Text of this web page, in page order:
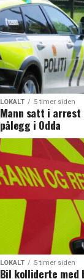
LOKALT 5 timer siden
Mann satt i
pålegg i Odda
LOKALT 5 timer siden
Bil kolliderte med